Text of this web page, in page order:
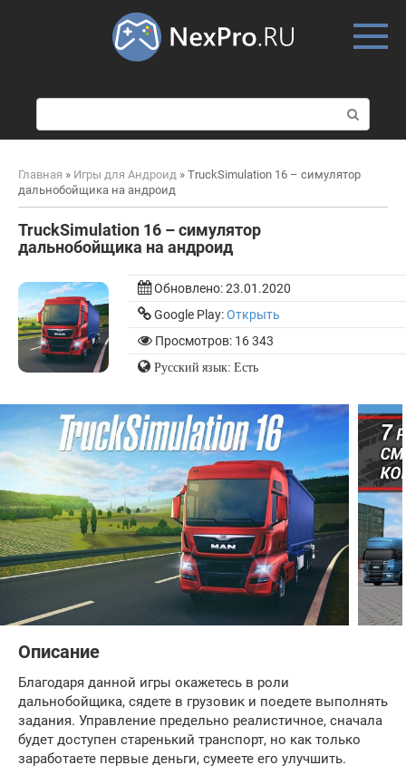
о
и
к
Главная » Игры для Андроид » TruckSimulation 16 – симулятор
дальнобойщика на андроид
TruckSimulation 16 – симулятор
дальнобойщика на андроид
Обновлено:23.01.2020
Google Play:Открыть
Просмотров: 16 343
Русский язык: Есть
Описание
Благодаря данной игры окажетесь в роли
дальнобойщика, сядете в грузовик и поедете выполнять
задания. Управление предельно реалистичное, сначала
будет доступен старенький транспорт, но как только
заработаете первые деньги, сумеете его улучшить.